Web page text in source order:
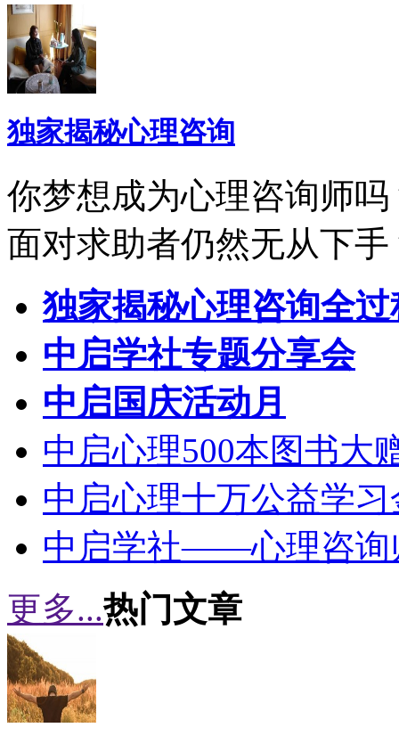
独家揭秘心理咨询
你梦想成为心理咨询师
面对求助者仍然无从下
独家揭秘心理咨询全
中启学社专题分享会
中启国庆活动月
中启心理500本图书大
中启心理十万公益学
中启学社——心理咨询
更多...热门文章